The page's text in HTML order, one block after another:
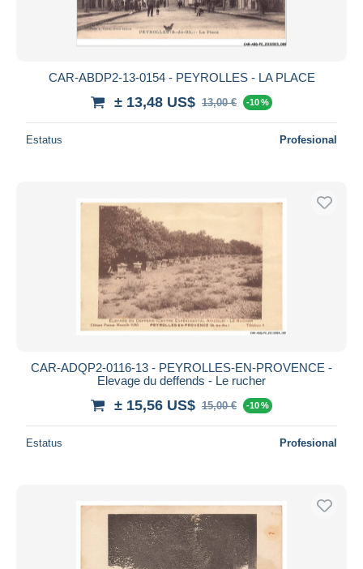
CAR-ABDP2-13-0154 - PEYROLLES - LA PLACE
± 13,48 US$ 13,00 € -10 %
Estatus Profesional
CAR-ADQP2-0116-13 - PEYROLLES-EN-PROVENCE -
Elevage du deffends - Le rucher
± 15,56 US$ 15,00 € -10 %
Estatus Profesional